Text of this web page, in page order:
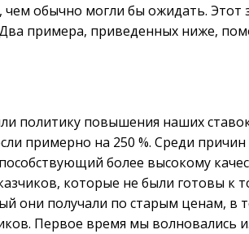
обычно могли бы ожидать. Этот
примера, приведенных ниже,
политику повышения наших
примерно на 250 %. Среди
более высокому
которые не были готовы к
они получали по старым ценам, в
Первое время мы волновались